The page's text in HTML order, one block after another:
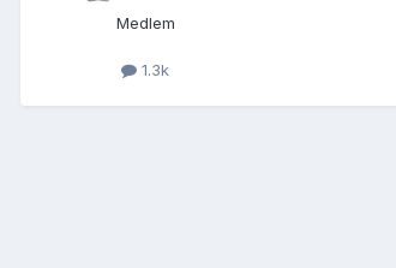
Medlem
1.3k